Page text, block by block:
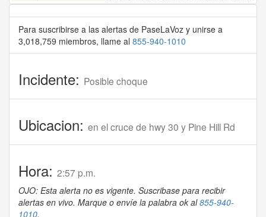
Para suscribirse a las alertas de PaseLaVoz y unirse a
3,018,759 miembros, llame al 855-940-1010
Incidente: Posible choque
Ubicacion: en el cruce de hwy 30 y Pine Hill Rd
Hora: 2:57 p.m.
OJO: Esta alerta no es vigente. Suscribase para recibir
alertas en vivo. Marque o envíe la palabra ok al855-940-
1010.